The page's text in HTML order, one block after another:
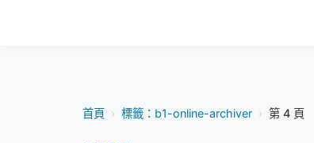
首頁 › 標籤：b1-online-archiver › 第 4 頁